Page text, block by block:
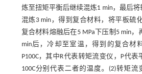
炼至扭矩平衡后继续混炼1 min，最后将
混炼3 min，得到复合材料，将平板硫
复合材料熔融后在5 MPa下压制5 min，
min后，冷却至室温，得到的复合材
P100C，其中R代表转矩流变仪，P代表
100C分别代表二者的温度。(2)转矩